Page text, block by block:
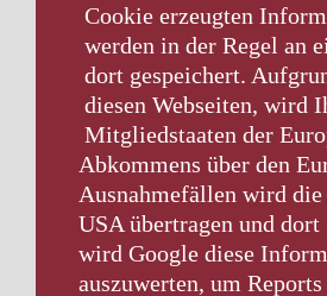
Cookie erzeugten
werden in der Regel an
dort gespeichert.
diesen Webseiten, wird
Mitgliedstaaten der
Abkommens über den
Ausnahmefällen wird
USA übertragen und
wird Google diese
auszuwerten, um